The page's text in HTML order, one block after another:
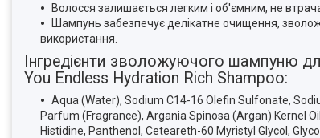
Волосся залишається легким і об'ємним, не
Шампунь забезпечує делікатне очищення,
використання.
Інгредієнти зволожуючого шампуню
You Endless Hydration Rich Shampoo:
Aqua (Water), Sodium C14-16 Olefin Sulfonate,
Parfum (Fragrance), Argania Spinosa (Argan) Kernel
Histidine, Panthenol, Ceteareth-60 Myristyl Glycol,